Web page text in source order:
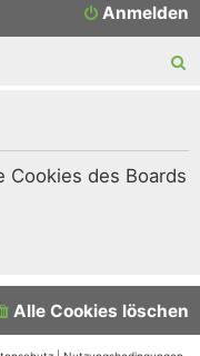
Anmelden
Cookies des Boards
Alle Cookies löschen